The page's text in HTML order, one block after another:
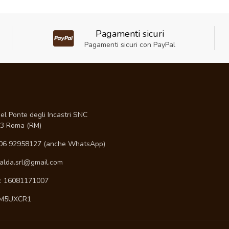
Pagamenti sicuri
Pagamenti sicuri con PayPal
Ponte degli Incastri SNC
Roma (RM)
92958127 (anche WhatsApp)
16081171007